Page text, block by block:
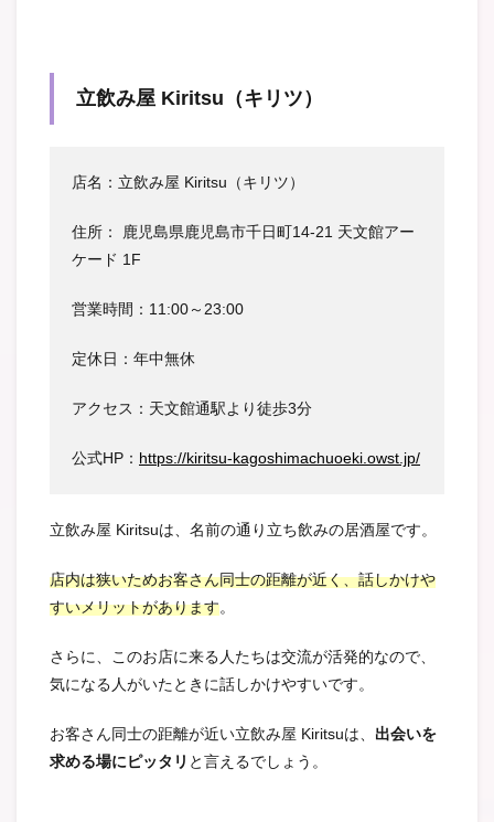
立飲み屋 Kiritsu（キリツ）
店名：立飲み屋 Kiritsu（キリツ）
住所：
鹿児島県鹿児島市千日町14-21 天文館アー
ケード 1F
営業時間：11:00～23:00
定休日：年中無休
アクセス：天文館通駅より徒歩3分
公式HP： https://kiritsu-kagoshimachuoeki.owst.jp/
立飲み屋 Kiritsuは、名前の通り立ち飲みの居酒屋です。
店内は狭いためお客さん同士の距離が近く、話しかけや
すいメリットがあります。
さらに、このお店に来る人たちは交流が活発的なので、
気になる人がいたときに話しかけやすいです。
お客さん同士の距離が近い立飲み屋 Kiritsuは、 出会いを
求める場にピッタリ と言えるでしょう。